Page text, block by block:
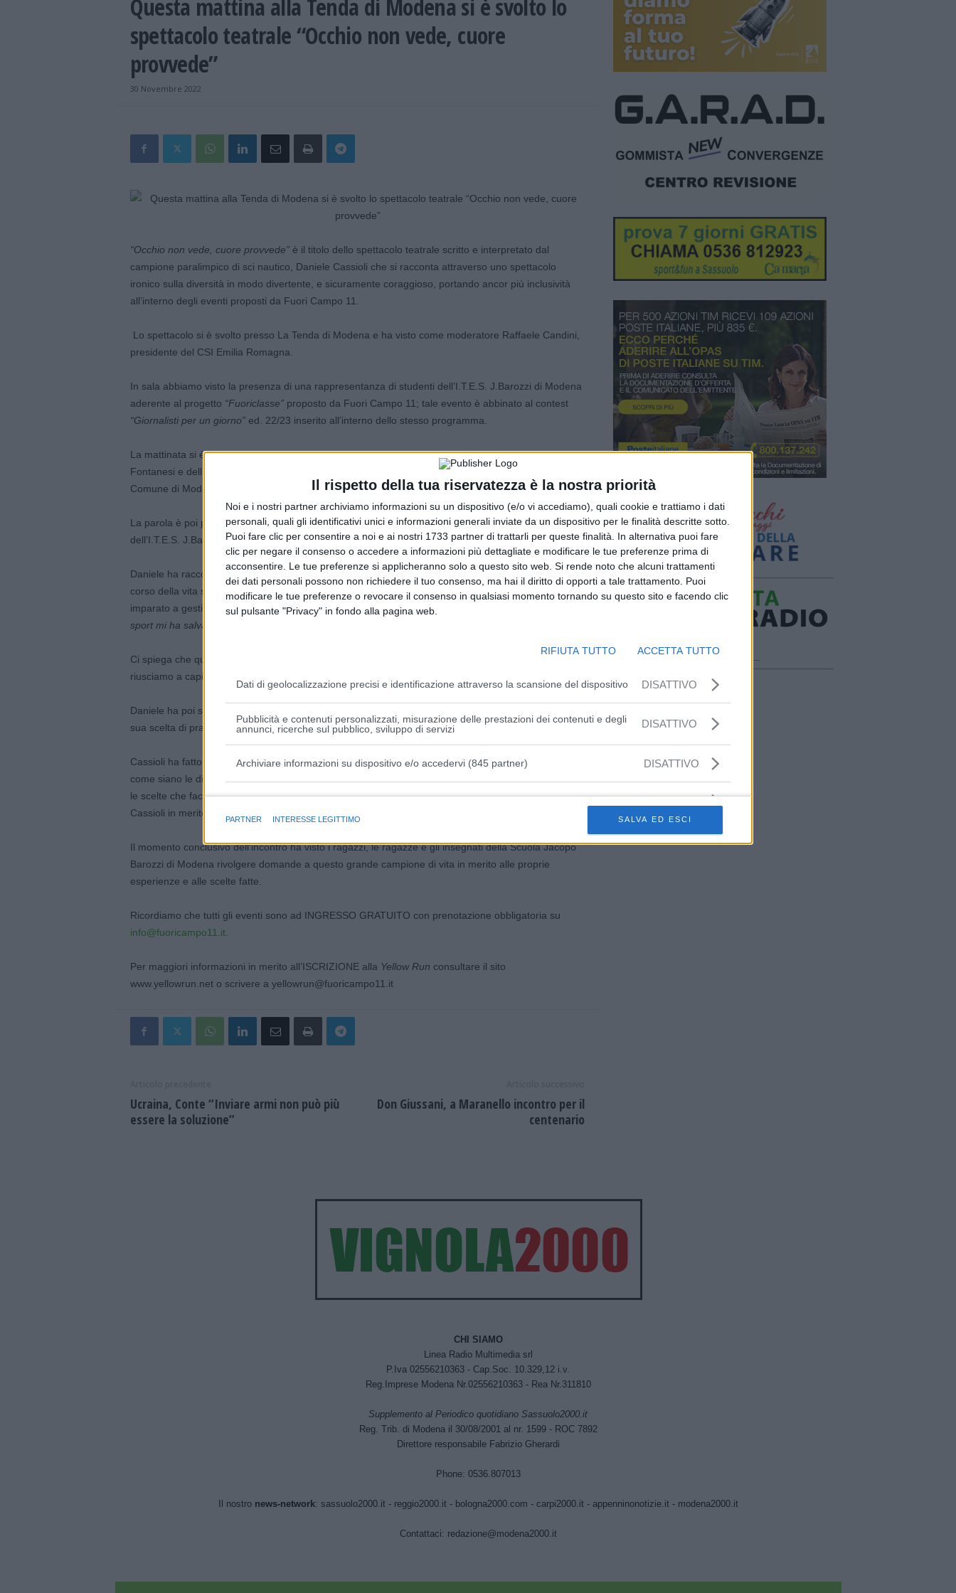
Il rispetto della tua riservatezza è la nostra priorità
Noi e i nostri partner archiviamo informazioni su un dispositivo (e/o vi accediamo), quali cookie e trattiamo i dati
personali, quali gli identificativi unici e informazioni generali inviate da un dispositivo per le finalità descritte sotto.
Puoi fare clic per consentire a noi e ai nostri 1733 partner di trattarli per queste finalità. In alternativa puoi fare
clic per negare il consenso o accedere a informazioni più dettagliate e modificare le tue preferenze prima di
acconsentire. Le tue preferenze si applicheranno solo a questo sito web. Si rende noto che alcuni trattamenti
dei dati personali possono non richiedere il tuo consenso, ma hai il diritto di opporti a tale trattamento. Puoi
modificare le tue preferenze o revocare il consenso in qualsiasi momento tornando su questo sito e facendo clic
sul pulsante "Privacy" in fondo alla pagina web.
RIFIUTA TUTTO ACCETTA TUTTO
Dati di geolocalizzazione precisi e identificazione attraverso la scansione del dispositivo DISATTIVO
Pubblicità e contenuti personalizzati, misurazione delle prestazioni dei contenuti e degli
annunci, ricerche sul pubblico, sviluppo di servizi
DISATTIVO
Archiviare informazioni su dispositivo e/o accedervi (845 partner) DISATTIVO
Finalità e caratteristiche speciali
PARTNER INTERESSE LEGITTIMO SALVA ED ESCI
Questa mattina alla Tenda di Modena si è svolto lo
spettacolo teatrale “Occhio non vede, cuore
provvede”
30 Novembre 2022
“Occhio non vede, cuore provvede”è il titolo dello spettacolo teatrale scritto e interpretato dal
campione paralimpico di sci nautico, Daniele Cassioli che si racconta attraverso uno spettacolo
ironico sulla diversità in modo divertente, e sicuramente coraggioso, portando ancor più inclusività
all’interno degli eventi proposti da Fuori Campo 11.
Lo spettacolo si è svolto presso La Tenda di Modena e ha visto come moderatore Raffaele Candini,
presidente del CSI Emilia Romagna.
In sala abbiamo visto la presenza di una rappresentanza di studenti dell’I.T.E.S. J.Barozzi di Modena
aderente al progetto “Fuoriclasse”proposto da Fuori Campo 11; tale evento è abbinato al contest
“Giornalisti per un giorno”ed. 22/23 inserito all’interno dello stesso programma.
La mattinata si è aperta con gli interventi della fondatrice e Presidente di Fuori Campo 11 Barbara
Fontanesi e dell’Assessora all’Istruzione, Formazione professionale, Sport, Pari opportunità del
Comune di Modena Grazia Baracchi.
La parola è poi passata al moderatore Raffaele Candini che ha presentato ai ragazzi delle classi
dell’I.T.E.S. J.Barozzi il campione Daniele Cassioli.
Daniele ha raccontato di essere cieco dalla nascita a causa della retinite pigmentosa e di come, nel
corso della vita si sia accorto di quanto lo sport fosse la sua strada, di come, grazie ad esso abbia
imparato a gestire la vittoria, a rispettare l’avversario e ad usare le emozioni nel modo giusto.
sport mi ha salvato –
Ci spiega che quando abbiamo tutto, il tutto è dato per scontato, mentre quando abbiamo meno cose
riusciamo a capire come imparare a valorizzarle.
Daniele ha poi spiegato ai ragazzi la sua esperienza sportiva da ragazzo non vedente e di come la
sua scelta di praticare lo sci nautico gli ha regalato un senso di libertà.
Cassioli ha fatto capire ai ragazzi come il“vento contro”sia una condizione che ognuno di noi ha e di
come siano le diversità a renderci le persone che siamo; ha spiegato di come siano gli atteggiamenti,
le scelte che facciamo a fare la differenza nella ricerca della nostra felicità. Queste le parole di
Cassioli in merito all’argomento
Il momento conclusivo dell’incontro ha visto i ragazzi, le ragazze e gli insegnati della Scuola Jacopo
Barozzi di Modena rivolgere domande a questo grande campione di vita in merito alle proprie
esperienze e alle scelte fatte.
Ricordiamo che tutti gli eventi sono ad INGRESSO GRATUITO con prenotazione obbligatoria su
info@fuoricampo11.it.
Per maggiori informazioni in merito all’ISCRIZIONE alla Yellow Run consultare il sito
www.yellowrun.net o scrivere a yellowrun@fuoricampo11.it
Ucraina, Conte “Inviare armi non può più
essere la soluzione”
Don Giussani, a Maranello incontro per il
centenario
________________
CHI SIAMO
Linea Radio Multimedia srl
P.Iva 02556210363 - Cap.Soc. 10.329,12 i.v.
Reg.Imprese Modena Nr.02556210363 - Rea Nr.311810
Supplemento al Periodico quotidiano Sassuolo2000.it
Reg. Trib. di Modena il 30/08/2001 al nr. 1599 - ROC 7892
Direttore responsabile Fabrizio Gherardi
Phone: 0536.807013
Il nostro news-network: sassuolo2000.it- reggio2000.it - bologna2000.com - carpi2000.it- appenninonotizie.it- modena2000.it
Contattaci: redazione@modena2000.it